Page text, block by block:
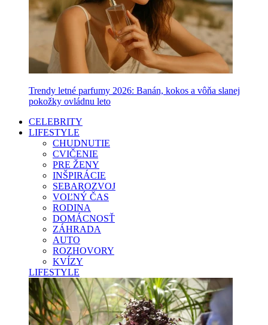
Trendy letné parfumy 2026: Banán, kokos a vôňa slanej
pokožky ovládnu leto
CELEBRITY
LIFESTYLE
CHUDNUTIE
CVIČENIE
PRE ŽENY
INŠPIRÁCIE
SEBAROZVOJ
VOĽNÝ ČAS
RODINA
DOMÁCNOSŤ
ZÁHRADA
AUTO
ROZHOVORY
KVÍZY
LIFESTYLE